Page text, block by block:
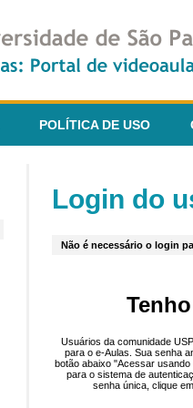
POLÍTICA DE USO
Login do
Não é necessário o login
Usuários da comunidade
para o e-Aulas. Sua senha
botão abaixo "Acessar
para o sistema de
senha única, clique